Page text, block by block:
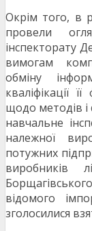
Окрім того, в
провели
інспекторату
вимогам
обміну
кваліфікації
щодо методів і
навчальне
належної
потужних
виробників
відомого
зголосилися